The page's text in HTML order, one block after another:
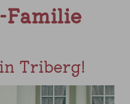
Triberg!